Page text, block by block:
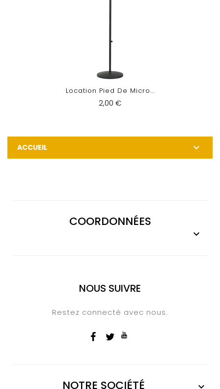
Location Pied De Micro...
2,00 €
ACCUEIL 
COORDONNÉES

NOUS SUIVRE
Restez connecté avec nous.
NOTRE SOCIÉTÉ